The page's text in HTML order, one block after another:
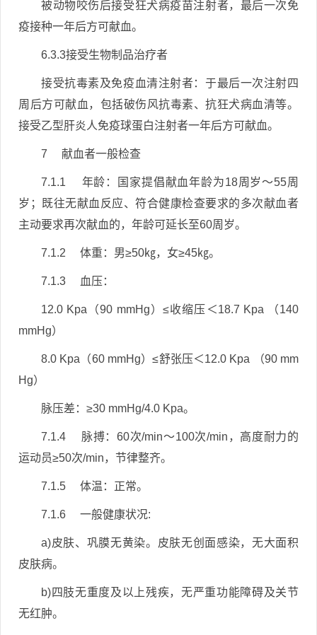
被动物咬伤后接受狂犬病疫苗注射者，最后一次免
疫接种一年后方可献血。
6.3.3接受生物制品治疗者
接受抗毒素及免疫血清注射者：于最后一次注射四
周后方可献血，包括破伤风抗毒素、抗狂犬病血清等。
接受乙型肝炎人免疫球蛋白注射者一年后方可献血。
7 献血者一般检查
7.1.1 年龄：国家提倡献血年龄为18周岁～55周
岁；既往无献血反应、符合健康检查要求的多次献血者
主动要求再次献血的，年龄可延长至60周岁。
7.1.2 体重：男≥50㎏，女≥45㎏。
7.1.3 血压：
12.0 Kpa（90 mmHg）≤收缩压＜18.7 Kpa （140
mmHg）
8.0 Kpa（60 mmHg）≤舒张压＜12.0 Kpa （90 mm
Hg）
脉压差：≥30 mmHg/4.0 Kpa。
7.1.4 脉搏：60次/min～100次/min，高度耐力的
运动员≥50次/min，节律整齐。
7.1.5 体温：正常。
7.1.6 一般健康状况:
a)皮肤、巩膜无黄染。皮肤无创面感染，无大面积
皮肤病。
b)四肢无重度及以上残疾，无严重功能障碍及关节
无红肿。